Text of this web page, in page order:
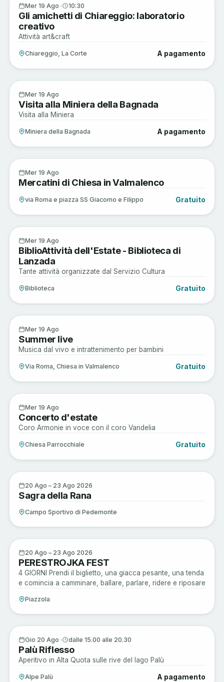
Musica e Spettacoli
Mer 19 Ago · 10:30
Gli amichetti di Chiareggio: laboratorio
creativo
Attività art&craft
Chiareggio, La Corte A pagamento
Sagre e Tradizioni
Mer 19 Ago
Visita alla Miniera della Bagnada
Visita alla Miniera
Miniera della Bagnada A pagamento
Arte e Cultura
Mer 19 Ago
Mercatini di Chiesa in Valmalenco
via Roma e piazza SS Giacomo e Filippo Gratuito
Musica e Spettacoli
Mer 19 Ago
BiblioAttività dell'Estate - Biblioteca di
Lanzada
Tante attività organizzate dal Servizio Cultura
Biblioteca Gratuito
Enogastronomia
Mer 19 Ago
Summer live
Musica dal vivo e intrattenimento per bambini
Via Roma, Chiesa in Valmalenco Gratuito
Arte e Cultura
Mer 19 Ago
Concerto d'estate
Coro Armonie in voce con il coro Vandelia
Chiesa Parrocchiale Gratuito
Sagre e Tradizioni
20 Ago – 23 Ago 2026
Sagra della Rana
Campo Sportivo di Pedemonte
Musica e Spettacoli
20 Ago – 23 Ago 2026
PERESTROJKA FEST
4 GIORNI Prendi il biglietto, una giacca pesante, una tenda
e comincia a camminare, ballare, parlare, ridere e riposare
Piazzola
Musica e Spettacoli
Gio 20 Ago · dalle 15.00 alle 20.30
Palù Riflesso
Aperitivo in Alta Quota sulle rive del lago Palù
Alpe Palù A pagamento